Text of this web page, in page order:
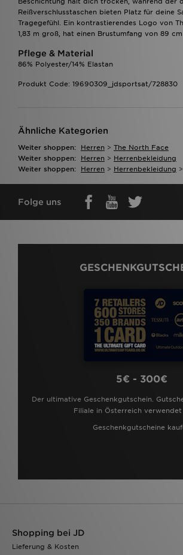
Reißverschlusstaschen bieten Platz für deine
Tragegefühl. Ein kontrastierendes Logo von
1,83 m groß, hat einen Brustumfang von 89
Pflege & Material
86% Polyester/14% Elastan
Produkt Code: 19690309_jdsportsat/728830
Ähnliche Kategorien
Weiter shoppen: Herren > The North Face
Weiter shoppen:
Herren > Herrenbekleidung
Weiter shoppen:
Herren > Herrenbekleidung >
Folge uns
5€ - 300€
Der ultimative Geschenkgutschein.
Filiale in Österreich
Geschenkgutscheine
Shopping bei JD
Lieferung & Kosten